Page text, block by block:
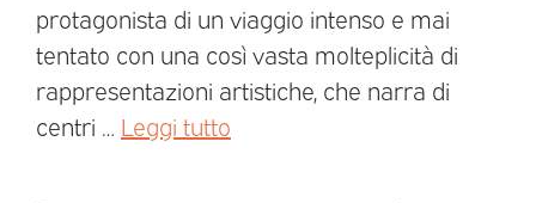
protagonista di un viaggio intenso e mai
tentato con una così vasta molteplicità di
rappresentazioni artistiche, che narra di
centri … Leggi tutto